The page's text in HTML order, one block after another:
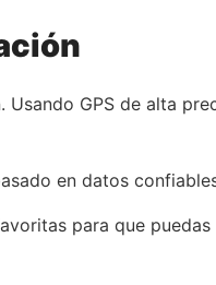
GPS de alta
en datos
para que